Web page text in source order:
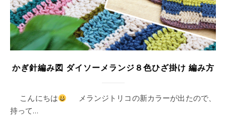
かぎ針編み図 ダイソーメランジ８色ひざ掛け 編み方
こんにちは
メランジトリコの新カラーが出たので、
持って…